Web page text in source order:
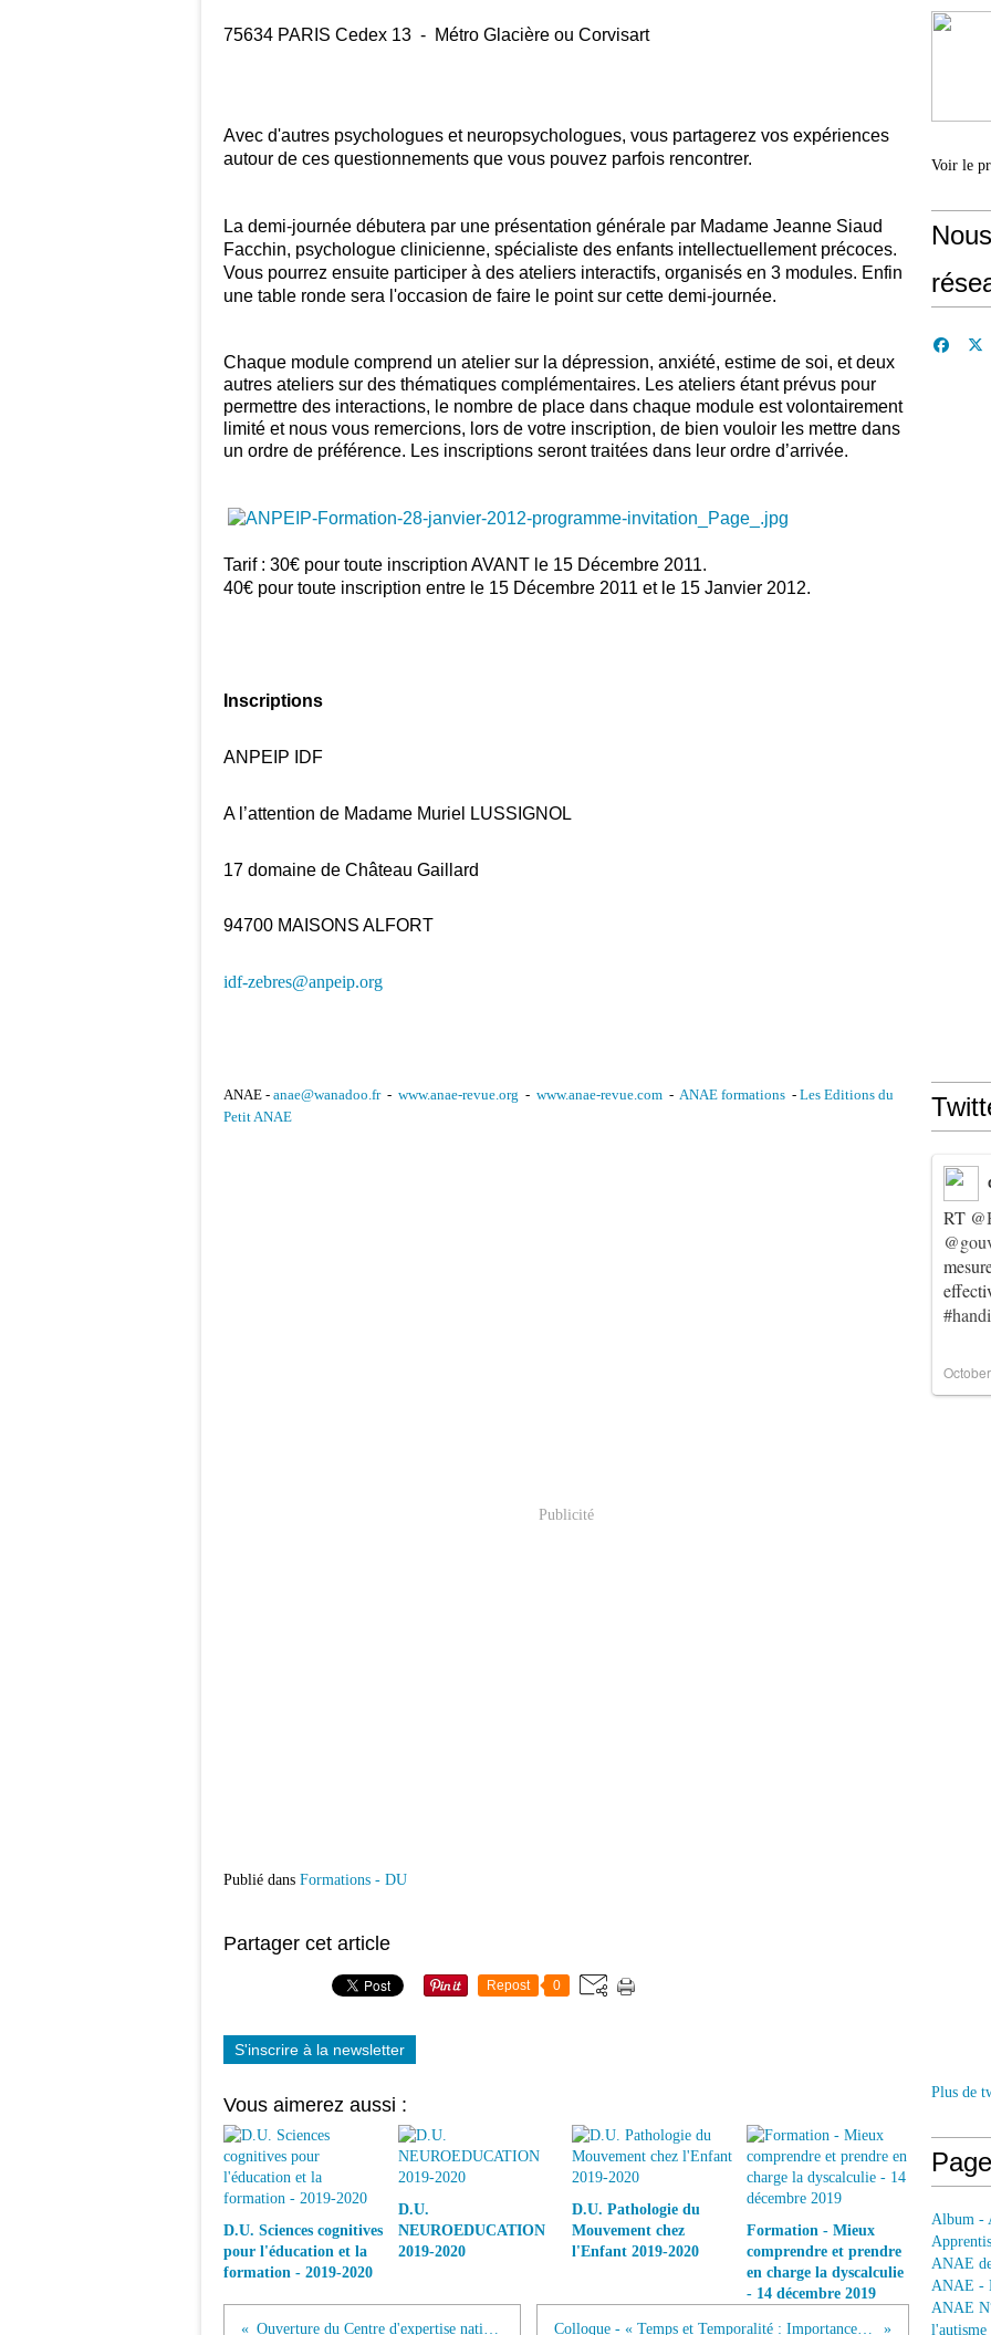
75634 PARIS Cedex 13 - Métro Glacière ou Corvisart
Avec d'autres psychologues et neuropsychologues, vous partagerez vos expériences
autour de ces questionnements que vous pouvez parfois rencontrer.
La demi-journée débutera par une présentation générale par Madame Jeanne Siaud
Facchin, psychologue clinicienne, spécialiste des enfants intellectuellement précoces.
Vous pourrez ensuite participer à des ateliers interactifs, organisés en 3 modules. Enfin
une table ronde sera l'occasion de faire le point sur cette demi-journée.
Chaque module comprend un atelier sur la dépression, anxiété, estime de soi, et deux
autres ateliers sur des thématiques complémentaires. Les ateliers étant prévus pour
permettre des interactions, le nombre de place dans chaque module est volontairement
limité et nous vous remercions, lors de votre inscription, de bien vouloir les mettre dans
un ordre de préférence. Les inscriptions seront traitées dans leur ordre d’arrivée.
Tarif : 30€ pour toute inscription AVANT le 15 Décembre 2011.
40€ pour toute inscription entre le 15 Décembre 2011 et le 15 Janvier 2012.
Inscriptions
ANPEIP IDF
A l’attention de Madame Muriel LUSSIGNOL
17 domaine de Château Gaillard
94700 MAISONS ALFORT
idf-zebres@anpeip.org
ANAE - anae@wanadoo.fr- www.anae-revue.org - www.anae-revue.com - ANAE formations - Les Editions du
Petit ANAE
Publicité
Publié dans Formations - DU
Partager cet article
Repost 0
S'inscrire à la newsletter
Vous aimerez aussi :
D.U. Sciences cognitives
pour l'éducation et la
formation - 2019-2020
D.U.
NEUROEDUCATION
2019-2020
D.U. Pathologie du
Mouvement chez
l'Enfant 2019-2020
Formation - Mieux
comprendre et prendre
en charge la dyscalculie
- 14 décembre 2019
Ouverture du Centre d'expertise national en stimulation cognitive - 29 novembre 2011 Colloque - « Temps et Temporalité : Importance de la Rythmicité dans l’organisation psychique »- 16 déc 2011
Voir le
RT
Plus de
Album -
ANAE
ANAE -
ANAE
l'autisme